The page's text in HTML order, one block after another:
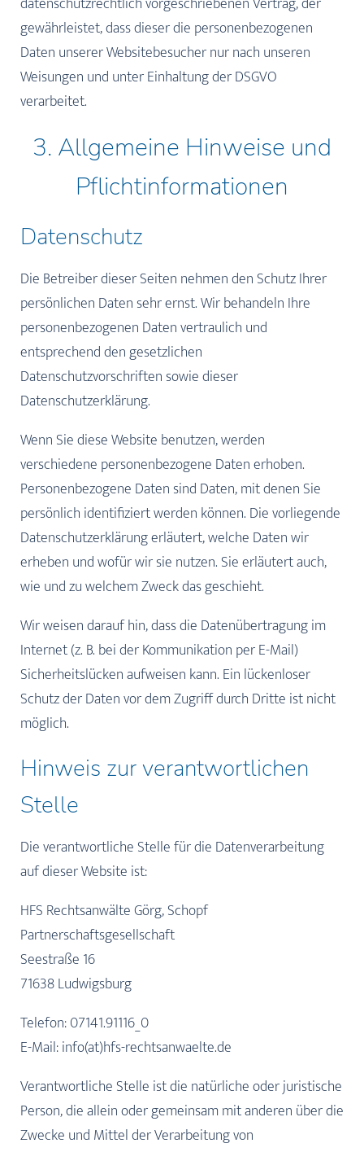
gewährleistet, dass dieser die personenbezogenen
Daten unserer Websitebesucher nur nach unseren
Weisungen und unter Einhaltung der DSGVO
verarbeitet.
3. Allgemeine Hinweise und
Pflicht­informationen
Datenschutz
Die Betreiber dieser Seiten nehmen den Schutz Ihrer
persönlichen Daten sehr ernst. Wir behandeln Ihre
personenbezogenen Daten vertraulich und
entsprechend den gesetzlichen
Datenschutzvorschriften sowie dieser
Datenschutzerklärung.
Wenn Sie diese Website benutzen, werden
verschiedene personenbezogene Daten erhoben.
Personenbezogene Daten sind Daten, mit denen Sie
persönlich identifiziert werden können. Die vorliegende
Datenschutzerklärung erläutert, welche Daten wir
erheben und wofür wir sie nutzen. Sie erläutert auch,
wie und zu welchem Zweck das geschieht.
Wir weisen darauf hin, dass die Datenübertragung im
Internet (z. B. bei der Kommunikation per E-Mail)
Sicherheitslücken aufweisen kann. Ein lückenloser
Schutz der Daten vor dem Zugriff durch Dritte ist nicht
möglich.
Hinweis zur verantwortlichen
Stelle
Die verantwortliche Stelle für die Datenverarbeitung
auf dieser Website ist:
HFS Rechtsanwälte Görg, Schopf
Partnerschaftsgesellschaft
Seestraße 16
71638 Ludwigsburg
Telefon: 07141.91116_0
E-Mail: info(at)hfs-rechtsanwaelte.de
Verantwortliche Stelle ist die natürliche oder juristische
Person, die allein oder gemeinsam mit anderen über die
Zwecke und Mittel der Verarbeitung von